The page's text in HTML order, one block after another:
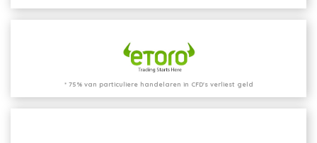
* 75% van particuliere handelaren in CFD's verliest geld